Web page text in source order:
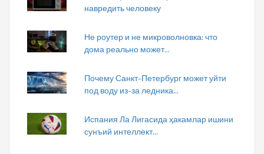
навредить человеку
Не роутер и не микроволновка: что
дома реально может...
Почему Санкт-Петербург может уйти
под воду из-за ледника...
Испания Ла Лигасида ҳакамлар ишини
сунъий интеллект...